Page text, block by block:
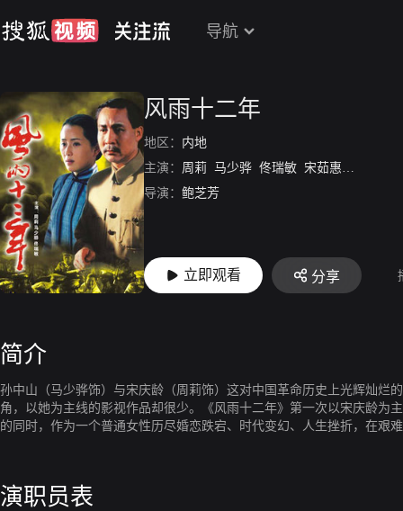
导航
风雨十二年
地区： 内地
主演： 周莉 马少骅 佟瑞敏 宋茹惠 符冲
导演： 鲍芝芳
立即观看 分享
简介
孙中山（马少骅饰）与宋庆龄（周莉饰）这对中国革命历史上光辉灿烂
角，以她为主线的影视作品却很少。《风雨十二年》第一次以宋庆龄为
的同时，作为一个普通女性历尽婚恋跌宕、时代变幻、人生挫折，在艰
演职员表